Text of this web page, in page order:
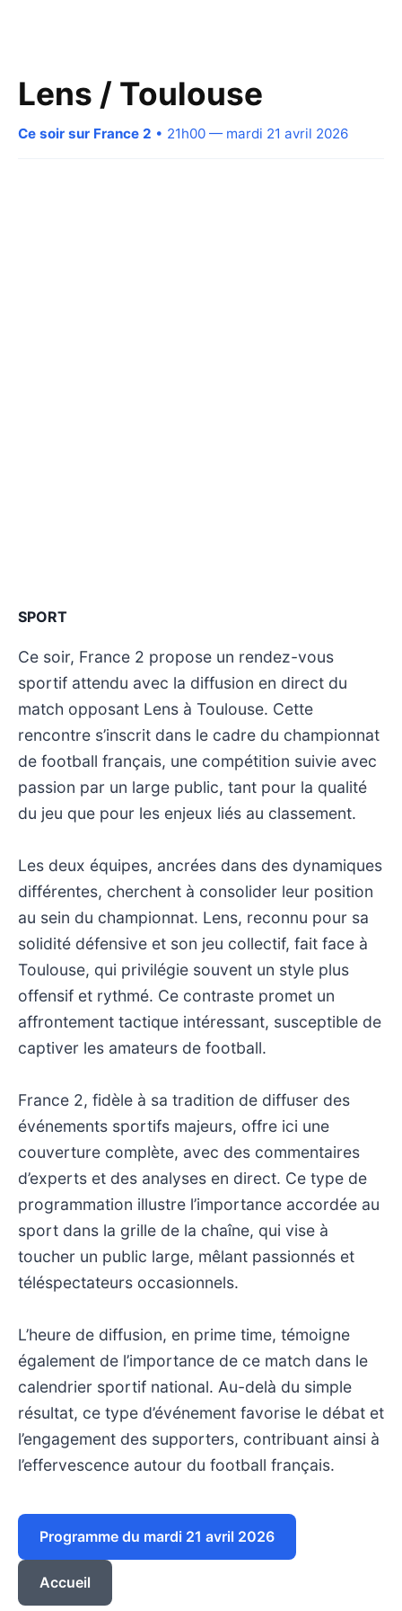
Lens / Toulouse
Ce soir sur France 2 • 21h00 — mardi 21 avril 2026
SPORT
Ce soir, France 2 propose un rendez-vous
sportif attendu avec la diffusion en direct du
match opposant Lens à Toulouse. Cette
rencontre s’inscrit dans le cadre du championnat
de football français, une compétition suivie avec
passion par un large public, tant pour la qualité
du jeu que pour les enjeux liés au classement.
Les deux équipes, ancrées dans des dynamiques
différentes, cherchent à consolider leur position
au sein du championnat. Lens, reconnu pour sa
solidité défensive et son jeu collectif, fait face à
Toulouse, qui privilégie souvent un style plus
offensif et rythmé. Ce contraste promet un
affrontement tactique intéressant, susceptible de
captiver les amateurs de football.
France 2, fidèle à sa tradition de diffuser des
événements sportifs majeurs, offre ici une
couverture complète, avec des commentaires
d’experts et des analyses en direct. Ce type de
programmation illustre l’importance accordée au
sport dans la grille de la chaîne, qui vise à
toucher un public large, mêlant passionnés et
téléspectateurs occasionnels.
L’heure de diffusion, en prime time, témoigne
également de l’importance de ce match dans le
calendrier sportif national. Au-delà du simple
résultat, ce type d’événement favorise le débat et
l’engagement des supporters, contribuant ainsi à
l’effervescence autour du football français.
Programme du mardi 21 avril 2026
Accueil